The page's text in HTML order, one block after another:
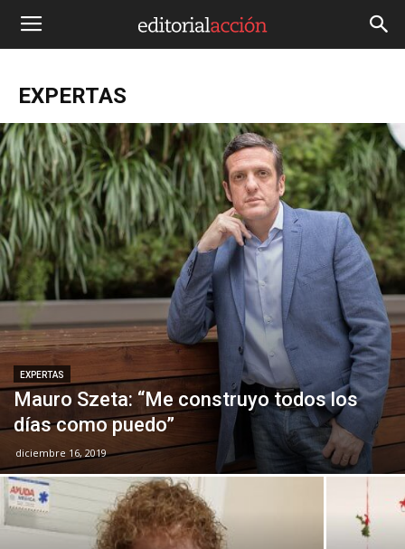
EXPERTAS
EXPERTAS
Mauro Szeta: “Me construyo todos los
días como puedo”
diciembre 16, 2019